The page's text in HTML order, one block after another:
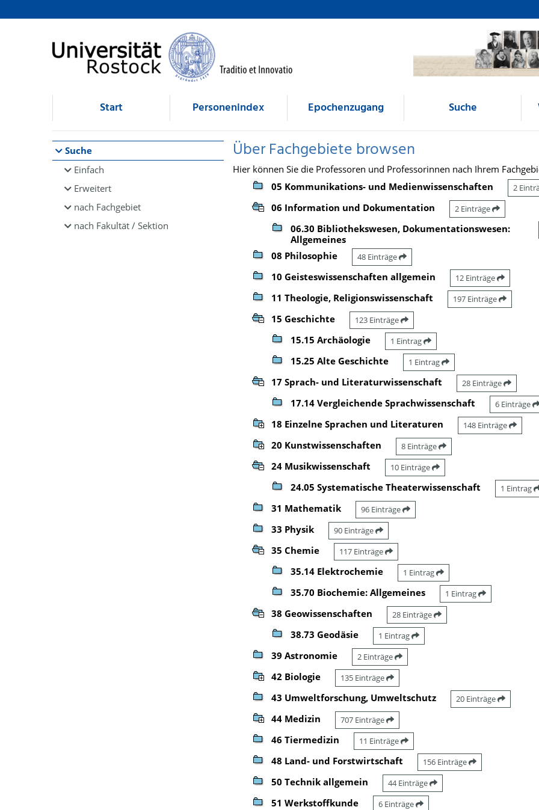
Browsen
direkt zum Inhalt
Start Personenindex Epochenzugang Suche
Suche
Einfach
Erweitert
nach Fachgebiet
nach Fakultät / Sektion
Über Fachgebiete browsen
Hier können Sie die Professoren und Professorinnen nach Ihrem
05 Kommunikations- und Medienwissenschaften
2
06 Information und Dokumentation 2 Einträge
06.30 Bibliothekswesen, Dokumentationswesen:
Allgemeines
08 Philosophie 48 Einträge
10 Geisteswissenschaften allgemein 12 Einträge
11 Theologie, Religionswissenschaft 197 Einträge
15 Geschichte 123 Einträge
15.15 Archäologie 1 Eintrag
15.25 Alte Geschichte 1 Eintrag
17 Sprach- und Literaturwissenschaft 28 Einträge
17.14 Vergleichende Sprachwissenschaft 6 Einträge
18 Einzelne Sprachen und Literaturen 148 Einträge
20 Kunstwissenschaften 8 Einträge
24 Musikwissenschaft 10 Einträge
24.05 Systematische Theaterwissenschaft 1 Eintrag
31 Mathematik 96 Einträge
33 Physik 90 Einträge
35 Chemie 117 Einträge
35.14 Elektrochemie 1 Eintrag
35.70 Biochemie: Allgemeines 1 Eintrag
38 Geowissenschaften 28 Einträge
38.73 Geodäsie 1 Eintrag
39 Astronomie 2 Einträge
42 Biologie 135 Einträge
43 Umweltforschung, Umweltschutz 20 Einträge
44 Medizin 707 Einträge
46 Tiermedizin 11 Einträge
48 Land- und Forstwirtschaft 156 Einträge
50 Technik allgemein 44 Einträge
51 Werkstoffkunde 6 Einträge